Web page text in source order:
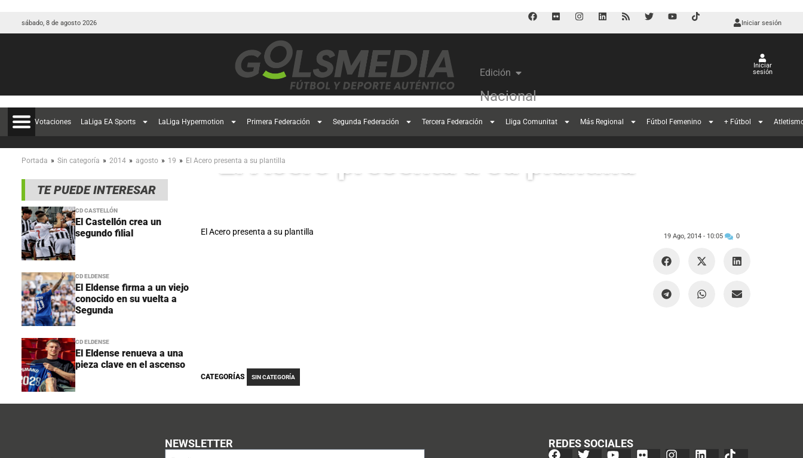
sábado, 8 de agosto 2026 Iniciar sesión
Edición
Nacional
Iniciar
sesión
Votaciones LaLiga EA Sports LaLiga Hypermotion Primera Federación Segunda Federación Tercera Federación Lliga Comunitat Más Regional Fútbol Femenino + Fútbol
Portada » Sin categoría » 2014 » agosto » 19 » El Acero presenta a su plantilla
TE PUEDE INTERESAR
CD CASTELLÓN
El Castellón crea un
segundo filial
CD ELDENSE
El Eldense firma a un viejo
conocido en su vuelta a
Segunda
CD ELDENSE
El Eldense renueva a una
pieza clave en el ascenso
El Acero presenta a su plantilla
El Acero presenta a su plantilla 19 Ago, 2014 - 10:05 0
CATEGORÍAS SIN CATEGORÍA
NEWSLETTER REDES SOCIALES